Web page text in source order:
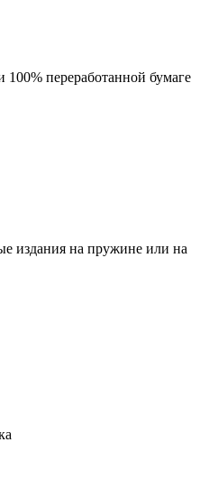
100% переработанной бумаге
издания на пружине или на